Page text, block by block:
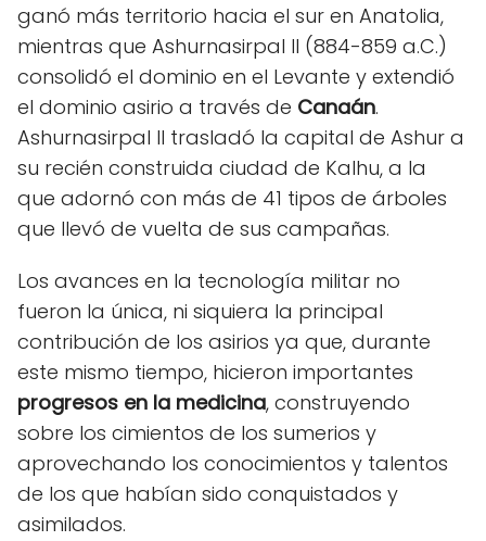
ganó más territorio hacia el sur en Anatolia,
mientras que Ashurnasirpal II (884-859 a.C.)
consolidó el dominio en el Levante y extendió
el dominio asirio a través de Canaán.
Ashurnasirpal II trasladó la capital de Ashur a
su recién construida ciudad de Kalhu, a la
que adornó con más de 41 tipos de árboles
que llevó de vuelta de sus campañas.
Los avances en la tecnología militar no
fueron la única, ni siquiera la principal
contribución de los asirios ya que, durante
este mismo tiempo, hicieron importantes
progresos en la medicina, construyendo
sobre los cimientos de los sumerios y
aprovechando los conocimientos y talentos
de los que habían sido conquistados y
asimilados.